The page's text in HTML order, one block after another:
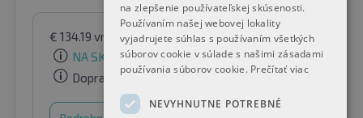
€ 134.19 vrátane DPHpodľa Raifen Paket GmbH
NA SKLADE
Doprava zadarmo
na zlepšenie používateľskej skúsenosti.
Používaním našej webovej lokality
vyjadrujete súhlas s používaním všetkých
súborov cookie v súlade s našimi zásadami
používania súborov cookie. Prečítať viac
NEVYHNUTNE POTREBNÉ